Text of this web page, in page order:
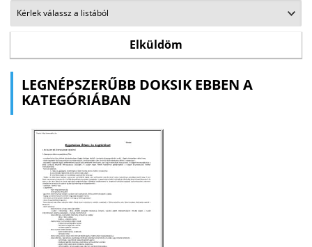
LEGNÉPSZERŰBB DOKSIK EBBEN A
KATEGÓRIÁBAN